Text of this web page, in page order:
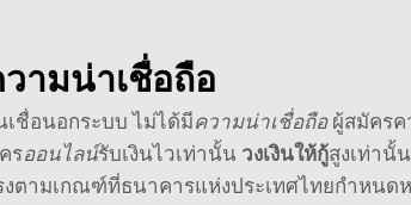
ามน่าเชื่อถือ
เชื่อนอกระบบ ไม่ได้มีความน่าเชื่อถือผู้สมัครค
รออนไลน์รับเงินไวเท่านั้น วงเงินให้กู้สูงเท่านั้น
ตามเกณฑ์ที่ธนาคารแห่งประเทศไทยกำหนด